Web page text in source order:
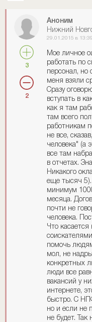
3
2
Аноним
Нижний
29.01.2015 в 13:39
Мое личное
работать по
персонал, но
меня взяли
Сразу
вступать в
как я там
там всего
работникам
не все,
человека" (а
все там
в отчетах.
Никакого
еще тысяч 5).
минимум
месяца.
почти не
человека.
Что
помочь
мол, не
конкретных
люди все
вакансий у
интернете,
быстро. С
но и если не
не будет.